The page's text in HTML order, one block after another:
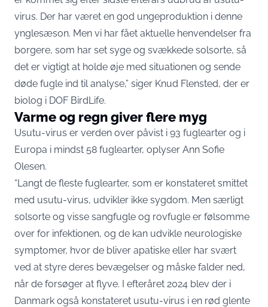
virus. Der har været en god ungeproduktion i denne
ynglesæson. Men vi har fået aktuelle henvendelser fra
borgere, som har set syge og svækkede solsorte, så
det er vigtigt at holde øje med situationen og sende
døde fugle ind til analyse,” siger Knud Flensted, der er
biolog i DOF BirdLife.
Varme og regn giver flere myg
Usutu-virus er verden over påvist i 93 fuglearter og i
Europa i mindst 58 fuglearter, oplyser Ann Sofie
Olesen.
“Langt de fleste fuglearter, som er konstateret smittet
med usutu-virus, udvikler ikke sygdom. Men særligt
solsorte og visse sangfugle og rovfugle er følsomme
over for infektionen, og de kan udvikle neurologiske
symptomer, hvor de bliver apatiske eller har svært
ved at styre deres bevægelser og måske falder ned,
når de forsøger at flyve. I efteråret 2024 blev der i
Danmark også konstateret usutu-virus i en rød glente